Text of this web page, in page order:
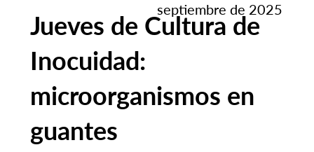
septiembre de 2025
Jueves de Cultura de
Inocuidad:
microorganismos en
guantes